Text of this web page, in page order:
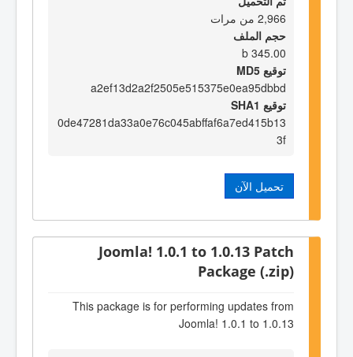
2,966 من مرات
حجم الملف
345.00 b
توقيع MD5
a2ef13d2a2f2505e515375e0ea95dbbd
توقيع SHA1
0de47281da33a0e76c045abffaf6a7ed415b13
3f
تحميل الآن
Joomla! 1.0.1 to 1.0.13 Patch
Package (.zip)
This package is for performing updates from
Joomla! 1.0.1 to 1.0.13